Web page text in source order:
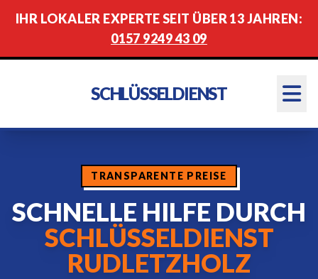
IHR LOKALER EXPERTE SEIT ÜBER 13 JAHREN:
0157 9249 43 09
SCHLÜSSELDIENST
TRANSPARENTE PREISE
SCHNELLE HILFE DURCH
SCHLÜSSELDIENST
RUDLETZHOLZ